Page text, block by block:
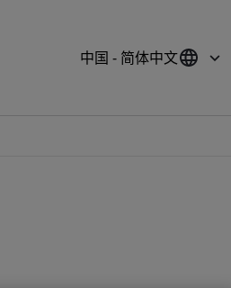
中国 - 简体中文